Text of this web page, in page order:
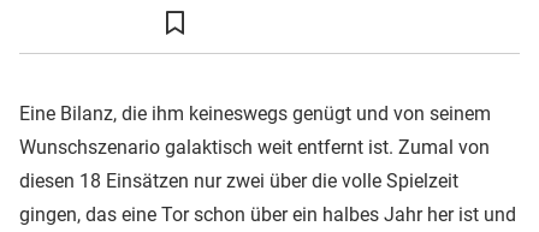
Eine Bilanz, die ihm keineswegs genügt und von seinem
Wunschszenario galaktisch weit entfernt ist. Zumal von
diesen 18 Einsätzen nur zwei über die volle Spielzeit
gingen, das eine Tor schon über ein halbes Jahr her ist und